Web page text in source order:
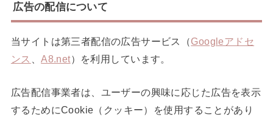
広告の配信について
当サイトは第三者配信の広告サービス（Googleアドセ
ンス
、A8.net）を利用しています。
広告配信事業者は、ユーザーの興味に応じた広告を表示
するためにCookie（クッキー）を使用することがあり